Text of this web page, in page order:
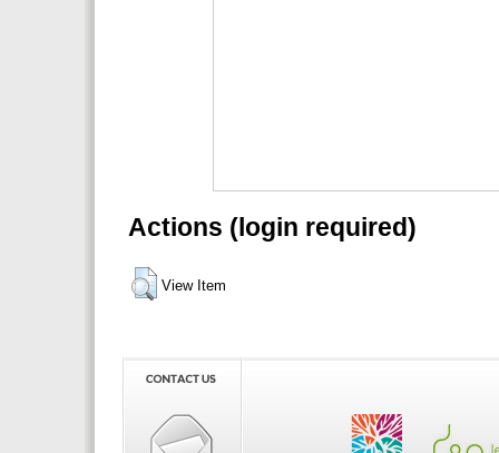
Actions (login required)
View Item